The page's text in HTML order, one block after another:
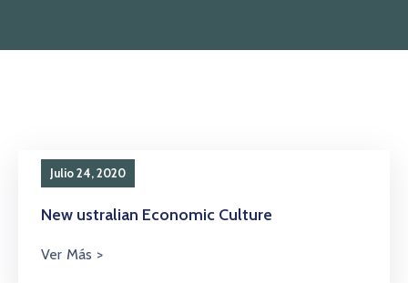
Julio 24, 2020
New ustralian Economic Culture